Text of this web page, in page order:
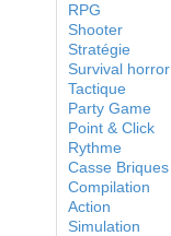
RPG
Shooter
Stratégie
Survival horror
Tactique
Party Game
Point & Click
Rythme
Casse Briques
Compilation
Action
Simulation